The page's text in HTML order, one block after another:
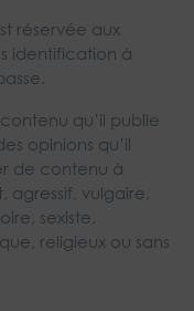
réservée aux
identification à
qu’il publie
opinions qu’il
de contenu à
agressif, vulgaire,
sexiste,
religieux ou sans